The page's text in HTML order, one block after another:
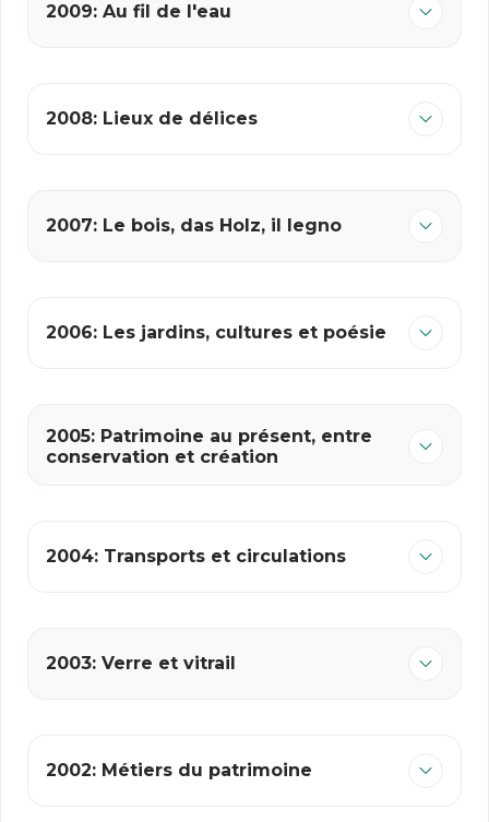
2009: Au fil de l'eau
2008: Lieux de délices
2007: Le bois, das Holz, il legno
2006: Les jardins, cultures et poésie
2005: Patrimoine au présent, entre
conservation et création
2004: Transports et circulations
2003: Verre et vitrail
2002: Métiers du patrimoine